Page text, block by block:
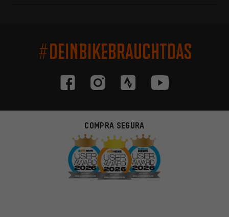
#DEINBIKEBRAUCHTDAS
COMPRA SEGURA